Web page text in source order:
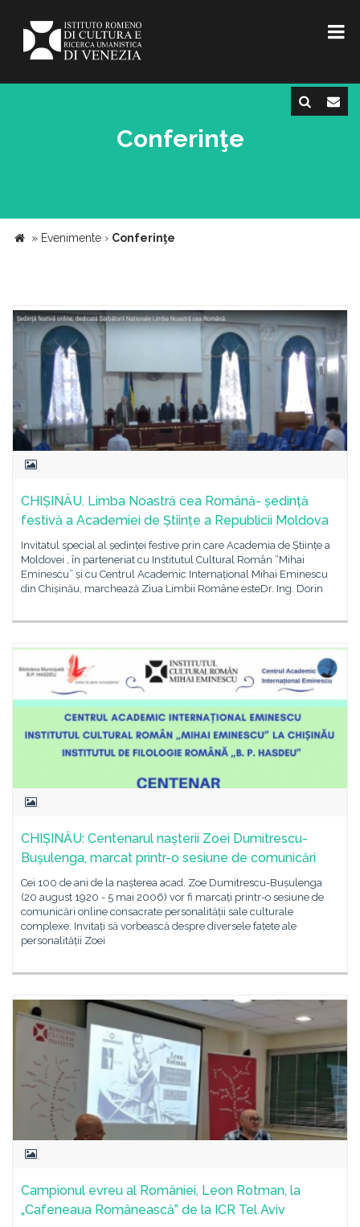
Conferinţe
» Evenimente › Conferinţe
CHIȘINĂU. Limba Noastră cea Română- ședință
festivă a Academiei de Științe a Republicii Moldova
Invitatul special al ședinței festive prin care Academia de Științe a
Moldovei , în parteneriat cu Institutul Cultural Român “Mihai
Eminescu” și cu Centrul Academic Internațional Mihai Eminescu
din Chișinău, marchează Ziua Limbii Române esteDr. Ing. Dorin
CHIȘINĂU: Centenarul nașterii Zoei Dumitrescu-
Bușulenga, marcat printr-o sesiune de comunicări
Cei 100 de ani de la nașterea acad. Zoe Dumitrescu-Bușulenga
(20 august 1920 - 5 mai 2006) vor fi marcați printr-o sesiune de
comunicări online consacrate personalității sale culturale
complexe. Invitați să vorbească despre diversele fațete ale
personalității Zoei
Campionul evreu al României, Leon Rotman, la
„Cafeneaua Românească” de la ICR Tel Aviv